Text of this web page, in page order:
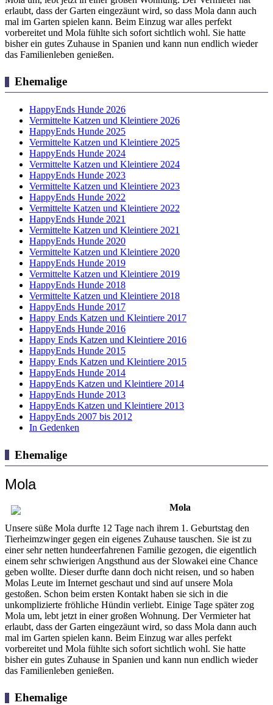
erlaubt, dass der Garten eingezäunt wird, so dass Mola dann auch
mal im Garten spielen kann. Beim Einzug war alles perfekt
vorbereitet und Mola fühlte sich sofort sichtlich wohl. Sie hatte
bisher ein gutes Zuhause in Spanien und kann nun endlich wieder
das Familienleben genießen.
Ehemalige
HappyEnds Hunde 2026
Vermittelte Katzen und Kleintiere 2026
HappyEnds Hunde 2025
Vermittelte Katzen und Kleintiere 2025
HappyEnds Hunde 2024
Vermittelte Katzen und Kleintiere 2024
HappyEnds Hunde 2023
Vermittelte Katzen und Kleintiere 2023
HappyEnds Hunde 2022
Vermittelte Katzen und Kleintiere 2022
HappyEnds Hunde 2021
Vermittelte Katzen und Kleintiere 2021
HappyEnds Hunde 2020
Vermittelte Katzen und Kleintiere 2020
HappyEnds Hunde 2019
Vermittelte Katzen und Kleintiere 2019
HappyEnds Hunde 2018
Vermittelte Katzen und Kleintiere 2018
HappyEnds Hunde 2017
Happy Ends Katzen und Kleintiere 2017
HappyEnds Hunde 2016
Happy Ends Katzen und Kleintiere 2016
HappyEnds Hunde 2015
Happy Ends Katzen und Kleintiere 2015
HappyEnds Hunde 2014
HappyEnds Katzen und Kleintiere 2014
HappyEnds Hunde 2013
HappyEnds Katzen und Kleintiere 2013
HappyEnds 2007 bis 2012
In Gedenken
Ehemalige
Mola
Mola
Unsere süße Mola durfte 12 Tage nach ihrem 1. Geburtstag den
Tierheimzwinger gegen ein eigenes Zuhause tauschen. Sie ist zu
einer sehr netten hundeerfahrenen Familie gezogen, die eigentlich
einem sehr schwierigen Angsthund aus der Slowakei eine Chance
geben wollte. Dieser durfte dann doch nicht reisen, und so haben
Molas Leute im Internet geschaut und sind auf unsere Mola
gestoßen. Schon beim ersten Kontakt haben sie sich in die
unkomplizierte fröhliche Hündin verliebt. Einige Tage später zog
Mola um, lebt jetzt in einer großen Wohnung. Der Vermieter hat
erlaubt, dass der Garten eingezäunt wird, so dass Mola dann auch
mal im Garten spielen kann. Beim Einzug war alles perfekt
vorbereitet und Mola fühlte sich sofort sichtlich wohl. Sie hatte
bisher ein gutes Zuhause in Spanien und kann nun endlich wieder
das Familienleben genießen.
Ehemalige